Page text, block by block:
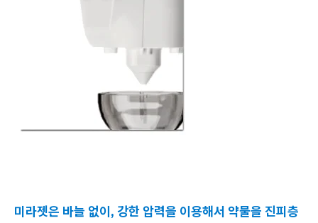
미라젯은 바늘 없이, 강한 압력을 이용해서 약물을 진피층